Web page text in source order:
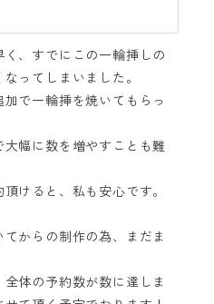
、すでにこの一輪挿しの
ってしまいました。
で一輪挿を焼いてもらっ
幅に数を増やすことも難
けると、私も安心です。
からの制作の為、まだま
体の予約数が数に達しま